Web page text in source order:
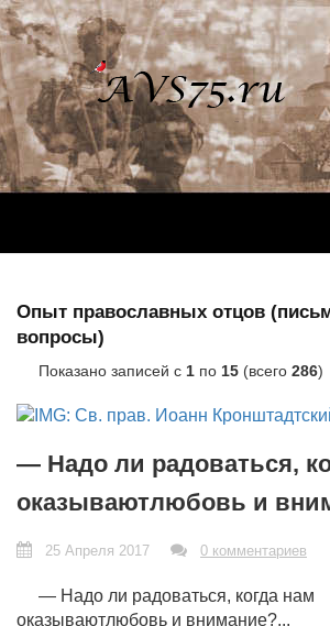
Опыт православных отцов
вопросы)
Показано записей с 1 по 15 (всего 286)
— Надо ли радоваться,
оказываютлюбовь и
25 Апреля 2017 0 комментариев
— Надо ли радоваться, когда нам
оказываютлюбовь и внимание?...